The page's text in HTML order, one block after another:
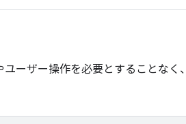
ーザー操作を必要とすることなく